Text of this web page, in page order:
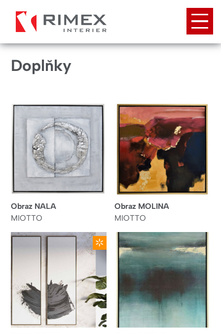
hlavnímu
obsahu
Doplňky
Obraz NALA
MIOTTO
Obraz MOLINA
MIOTTO
NOVINKA